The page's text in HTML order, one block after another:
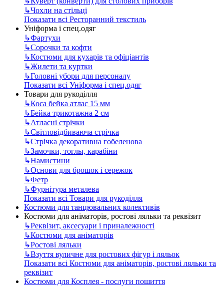
↳Чохли на стільці
Показати всі Ресторанний текстиль
Уніформа і спец.одяг
↳Фартухи
↳Сорочки та кофти
↳Костюми для кухарів та офіціантів
↳Жилети та куртки
↳Головні убори для персоналу
Показати всі Уніформа і спец.одяг
Товари для рукоділля
↳Коса бейка атлас 15 мм
↳Бейка трикотажна 2 см
↳Атласні стрічки
↳Світловідбиваюча стрічка
↳Стрічка декоративна гобеленова
↳Замочки, тоглы, карабіни
↳Намистини
↳Основи для брошок і сережок
↳Фетр
↳Фурнітура металева
Показати всі Товари для рукоділля
Костюми для танцювальних колективів
Костюми для аніматорів, ростові ляльки та реквізит
↳Реквізит, аксесуари і приналежності
↳Костюми для аніматорів
↳Ростові ляльки
↳Взуття вуличне для ростових фігур і ляльок
Показати всі Костюми для аніматорів, ростові ляльки та
реквізит
Костюми для Косплея - послуги пошиття